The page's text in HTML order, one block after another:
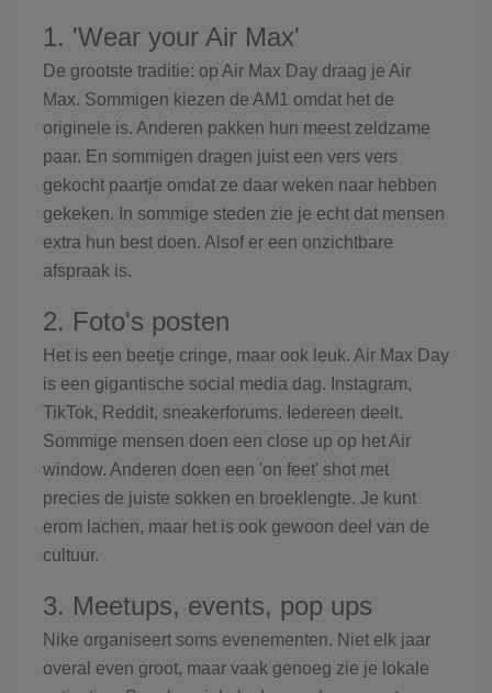
1. 'Wear your Air Max'
De grootste traditie: op Air Max Day draag je Air
Max. Sommigen kiezen de AM1 omdat het de
originele is. Anderen pakken hun meest zeldzame
paar. En sommigen dragen juist een vers vers
gekocht paartje omdat ze daar weken naar hebben
gekeken. In sommige steden zie je echt dat mensen
extra hun best doen. Alsof er een onzichtbare
afspraak is.
2. Foto's posten
Het is een beetje cringe, maar ook leuk. Air Max Day
is een gigantische social media dag. Instagram,
TikTok, Reddit, sneakerforums. Iedereen deelt.
Sommige mensen doen een close up op het Air
window. Anderen doen een 'on feet' shot met
precies de juiste sokken en broeklengte. Je kunt
erom lachen, maar het is ook gewoon deel van de
cultuur.
3. Meetups, events, pop ups
Nike organiseert soms evenementen. Niet elk jaar
overal even groot, maar vaak genoeg zie je lokale